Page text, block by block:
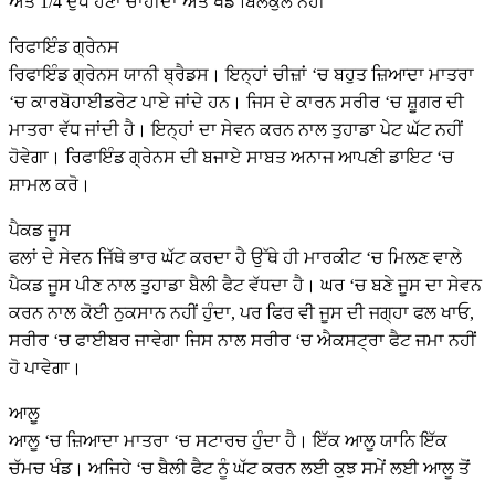
ਰਿਫਾਇੰਡ ਗ੍ਰੇਨਸ
ਰਿਫਾਇੰਡ ਗ੍ਰੇਨਸ ਯਾਨੀ ਬ੍ਰੈਡਸ। ਇਨ੍ਹਾਂ ਚੀਜ਼ਾਂ ‘ਚ ਬਹੁਤ ਜ਼ਿਆਦਾ ਮਾਤਰਾ
‘ਚ ਕਾਰਬੋਹਾਈਡਰੇਟ ਪਾਏ ਜਾਂਦੇ ਹਨ। ਜਿਸ ਦੇ ਕਾਰਨ ਸਰੀਰ ‘ਚ ਸ਼ੂਗਰ ਦੀ
ਮਾਤਰਾ ਵੱਧ ਜਾਂਦੀ ਹੈ। ਇਨ੍ਹਾਂ ਦਾ ਸੇਵਨ ਕਰਨ ਨਾਲ ਤੁਹਾਡਾ ਪੇਟ ਘੱਟ ਨਹੀਂ
ਹੋਵੇਗਾ। ਰਿਫਾਇੰਡ ਗ੍ਰੇਨਸ ਦੀ ਬਜਾਏ ਸਾਬਤ ਅਨਾਜ ਆਪਣੀ ਡਾਇਟ ‘ਚ
ਸ਼ਾਮਲ ਕਰੋ।
ਪੈਕਡ ਜੂਸ
ਫਲਾਂ ਦੇ ਸੇਵਨ ਜਿੱਥੇ ਭਾਰ ਘੱਟ ਕਰਦਾ ਹੈ ਉੱਥੇ ਹੀ ਮਾਰਕੀਟ ‘ਚ ਮਿਲਣ ਵਾਲੇ
ਪੈਕਡ ਜੂਸ ਪੀਣ ਨਾਲ ਤੁਹਾਡਾ ਬੈਲੀ ਫੈਟ ਵੱਧਦਾ ਹੈ। ਘਰ ‘ਚ ਬਣੇ ਜੂਸ ਦਾ ਸੇਵਨ
ਕਰਨ ਨਾਲ ਕੋਈ ਨੁਕਸਾਨ ਨਹੀਂ ਹੁੰਦਾ, ਪਰ ਫਿਰ ਵੀ ਜੂਸ ਦੀ ਜਗ੍ਹਾ ਫਲ ਖਾਓ,
ਸਰੀਰ ‘ਚ ਫਾਈਬਰ ਜਾਵੇਗਾ ਜਿਸ ਨਾਲ ਸਰੀਰ ‘ਚ ਐਕਸਟ੍ਰਾ ਫੈਟ ਜਮਾ ਨਹੀਂ
ਹੋ ਪਾਵੇਗਾ।
ਆਲੂ
ਆਲੂ ‘ਚ ਜ਼ਿਆਦਾ ਮਾਤਰਾ ‘ਚ ਸਟਾਰਚ ਹੁੰਦਾ ਹੈ। ਇੱਕ ਆਲੂ ਯਾਨਿ ਇੱਕ
ਚੱਮਚ ਖੰਡ। ਅਜਿਹੇ ‘ਚ ਬੈਲੀ ਫੈਟ ਨੂੰ ਘੱਟ ਕਰਨ ਲਈ ਕੁਝ ਸਮੇਂ ਲਈ ਆਲੂ ਤੋਂ